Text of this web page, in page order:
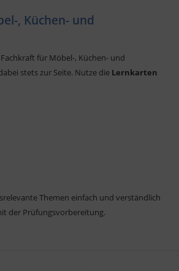
, Küchen- und
für Möbel-, Küchen- und
stets zur Seite. Nutze die Lernkarten
Themen einfach und verständlich
der Prüfungsvorbereitung.